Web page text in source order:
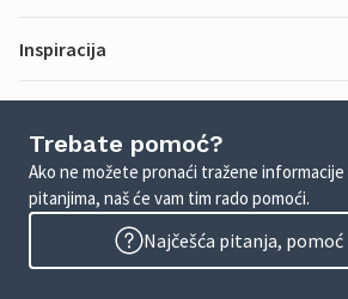
Inspiracija
Trebate pomoć?
Ako ne možete pronaći tražene informacije
pitanjima, naš će vam tim rado pomoći.
Najčešća pitanja, pomoć